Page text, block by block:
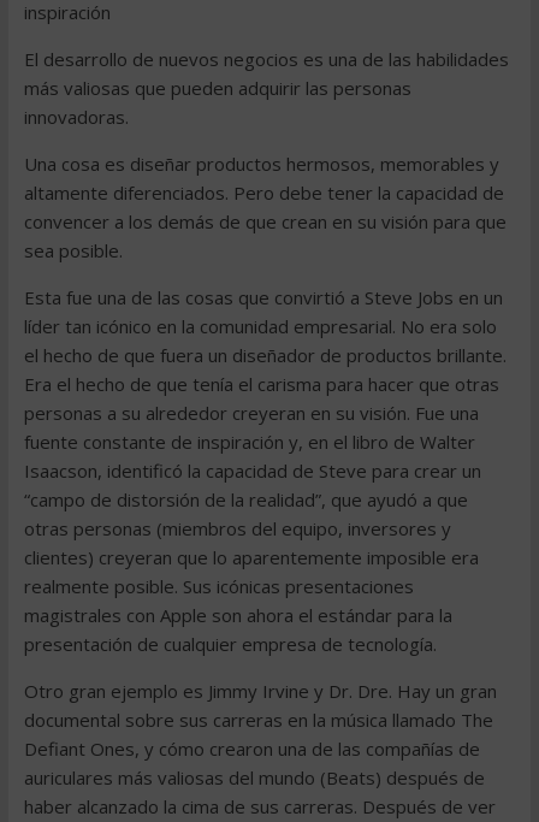
inspiración
El desarrollo de nuevos negocios es una de las habilidades
más valiosas que pueden adquirir las personas
innovadoras.
Una cosa es diseñar productos hermosos, memorables y
altamente diferenciados. Pero debe tener la capacidad de
convencer a los demás de que crean en su visión para que
sea posible.
Esta fue una de las cosas que convirtió a Steve Jobs en un
líder tan icónico en la comunidad empresarial. No era solo
el hecho de que fuera un diseñador de productos brillante.
Era el hecho de que tenía el carisma para hacer que otras
personas a su alrededor creyeran en su visión. Fue una
fuente constante de inspiración y, en el libro de Walter
Isaacson, identificó la capacidad de Steve para crear un
“campo de distorsión de la realidad”, que ayudó a que
otras personas (miembros del equipo, inversores y
clientes) creyeran que lo aparentemente imposible era
realmente posible. Sus icónicas presentaciones
magistrales con Apple son ahora el estándar para la
presentación de cualquier empresa de tecnología.
Otro gran ejemplo es Jimmy Irvine y Dr. Dre. Hay un gran
documental sobre sus carreras en la música llamado The
Defiant Ones, y cómo crearon una de las compañías de
auriculares más valiosas del mundo (Beats) después de
haber alcanzado la cima de sus carreras. Después de ver